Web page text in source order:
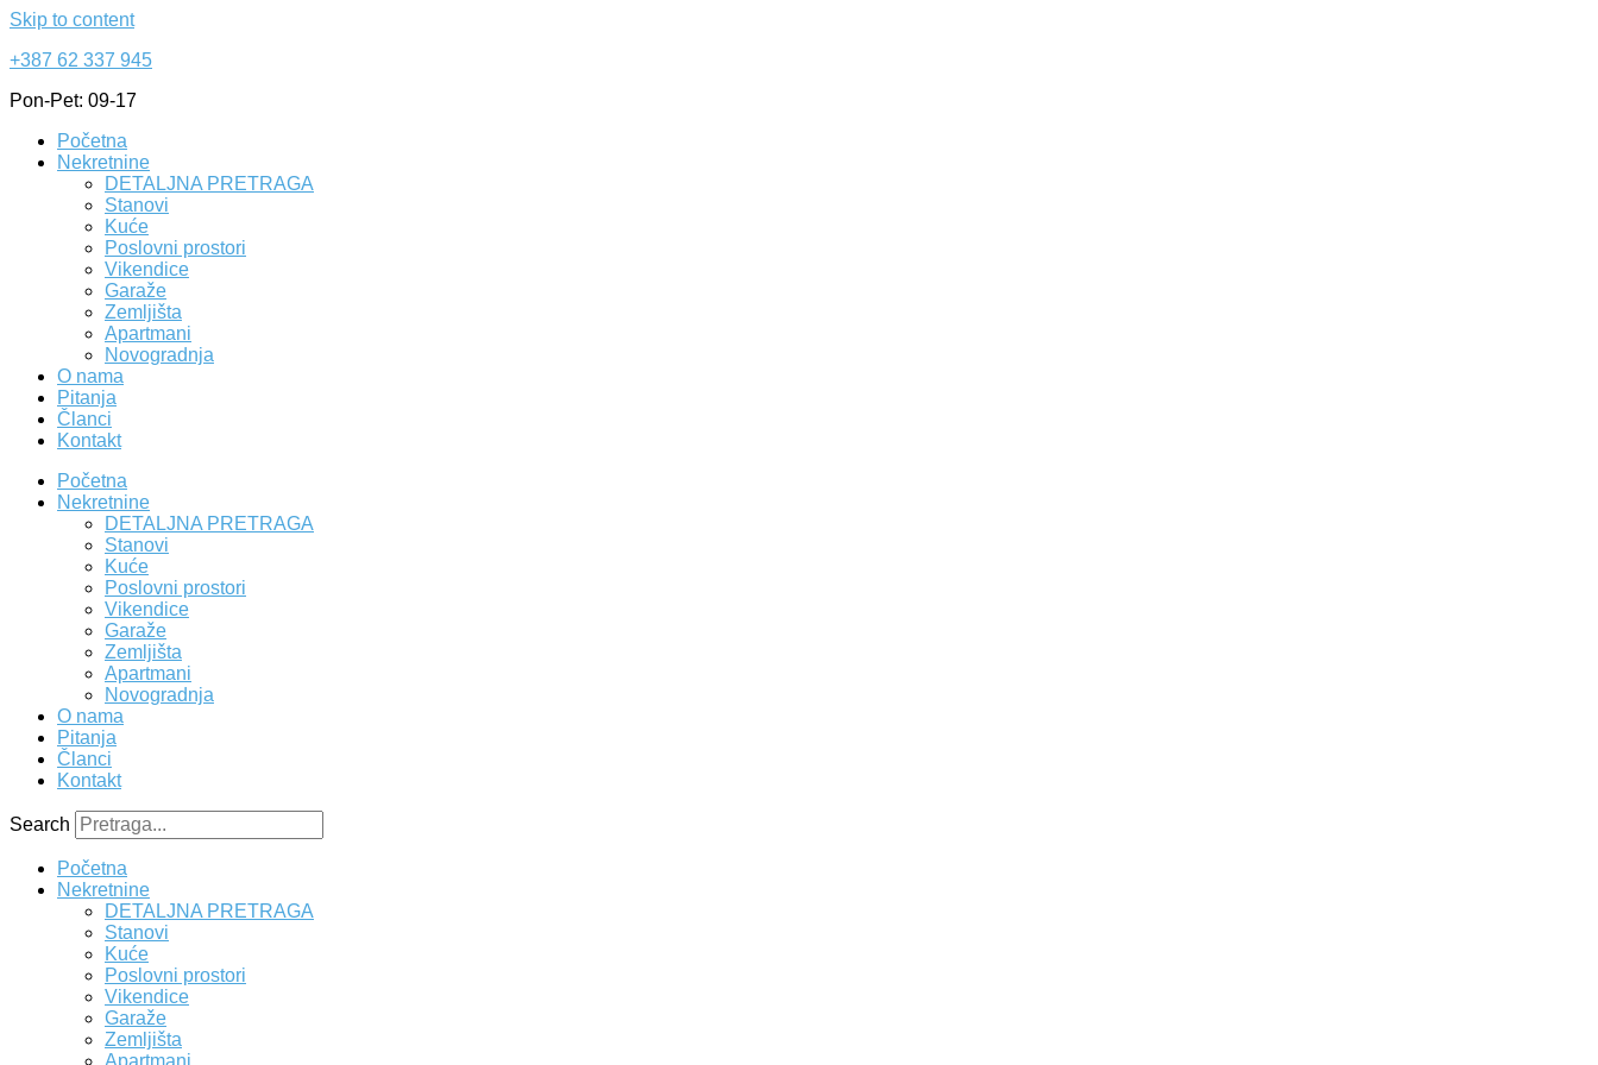
Skip to content
+387 62 337 945
Pon-Pet: 09-17
Početna
Nekretnine
DETALJNA PRETRAGA
Stanovi
Kuće
Poslovni prostori
Vikendice
Garaže
Zemljišta
Apartmani
Novogradnja
O nama
Pitanja
Članci
Kontakt
Početna
Nekretnine
DETALJNA PRETRAGA
Stanovi
Kuće
Poslovni prostori
Vikendice
Garaže
Zemljišta
Apartmani
Novogradnja
O nama
Pitanja
Članci
Kontakt
Početna
Nekretnine
DETALJNA PRETRAGA